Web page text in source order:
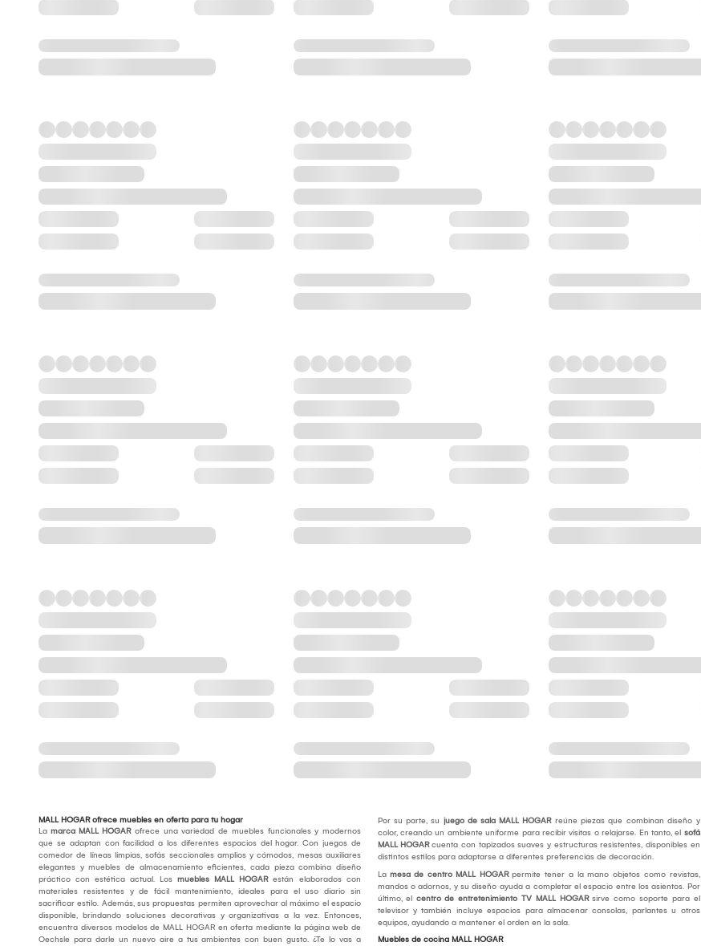
MALL HOGAR ofrece muebles en oferta para tu hogar
La marca MALL HOGARofrece una variedad de muebles funcionales y modernos
que se adaptan con facilidad a los diferentes espacios del hogar. Con juegos de
comedor de líneas limpias, sofás seccionales amplios y cómodos, mesas auxiliares
elegantes y muebles de almacenamiento eficientes, cada pieza combina diseño
práctico con estética actual. Los muebles MALL HOGAR están elaborados con
materiales resistentes y de fácil mantenimiento, ideales para el uso diario sin
sacrificar estilo. Además, sus propuestas permiten aprovechar al máximo el espacio
disponible, brindando soluciones decorativas y organizativas a la vez. Entonces,
encuentra diversos modelos de MALL HOGAR en oferta mediante la página web de
Oechsle para darle un nuevo aire a tus ambientes con buen gusto. ¿Te lo vas a
Por su parte, su juego de sala MALL HOGAR reúne piezas que combinan diseño y
color, creando un ambiente uniforme para recibir visitas o relajarse. En tanto, el sofá
MALL HOGARcuenta con tapizados suaves y estructuras resistentes, disponibles en
distintos estilos para adaptarse a diferentes preferencias de decoración.
La mesa de centro MALL HOGARpermite tener a la mano objetos como revistas,
mandos o adornos, y su diseño ayuda a completar el espacio entre los asientos. Por
último, el centro de entretenimiento TV MALL HOGARsirve como soporte para el
televisor y también incluye espacios para almacenar consolas, parlantes u otros
equipos, ayudando a mantener el orden en la sala.
Muebles de cocina MALL HOGAR